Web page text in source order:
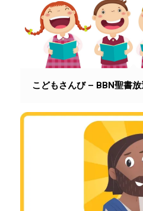
こどもさんび – BBN聖書放